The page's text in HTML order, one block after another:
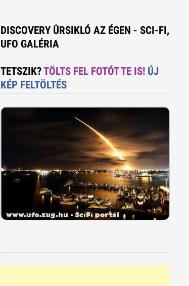
DISCOVERY ÛRSIKLÓ AZ ÉGEN - SCI-FI,
UFO GALÉRIA
TETSZIK?TÖLTS FEL FOTÓT TE IS! ÚJ
KÉP FELTÖLTÉS